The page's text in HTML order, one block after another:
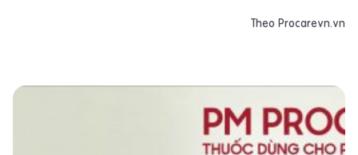
Theo Procarevn.vn